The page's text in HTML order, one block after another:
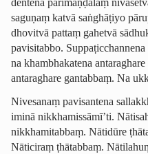
dentena parimaṇḍalaṃ
saguṇaṃ katvā saṅghāṭiyo
dhovitvā pattaṃ gahetvā
pavisitabbo.
na khambhakatena
antaraghare gantabbaṃ. Na
Nivesanaṃ pavisantena
iminā nikkhamissāmī’ti.
nikkhamitabbaṃ. Nātidūre
Nāticiraṃ ṭhātabbaṃ.